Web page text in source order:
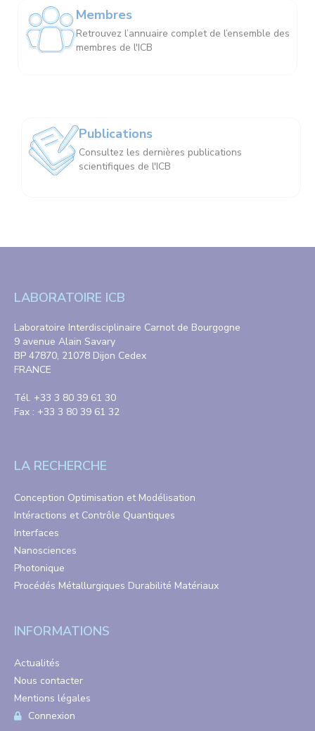
Membres
Retrouvez l’annuaire complet de l’ensemble des
membres de l'ICB
Publications
Consultez les dernières publications
scientifiques de l'ICB
LABORATOIRE ICB
Laboratoire Interdisciplinaire Carnot de Bourgogne
9 avenue Alain Savary
BP 47870, 21078 Dijon Cedex
FRANCE
Tél. +33 3 80 39 61 30
Fax : +33 3 80 39 61 32
LA RECHERCHE
Conception Optimisation et Modélisation
Intéractions et Contrôle Quantiques
Interfaces
Nanosciences
Photonique
Procédés Métallurgiques Durabilité Matériaux
INFORMATIONS
Actualités
Nous contacter
Mentions légales
Connexion